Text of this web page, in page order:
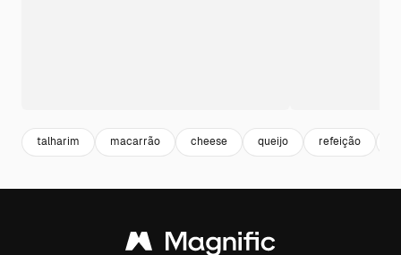
talharim macarrão cheese queijo refeição